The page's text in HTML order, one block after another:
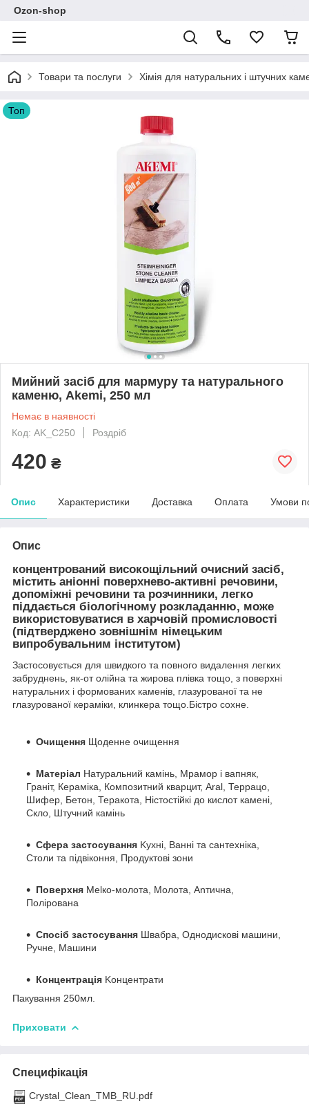
Ozon-shop
Товари та послуги Хімія для натуральних і штучних
Топ
Мийний засіб для мармуру та натурального
каменю, Akemi, 250 мл
Немає в наявності
Код: AK_C250
Роздріб
420 ₴
Опис Характеристики Доставка Оплата Умови
Опис
концентрований високощільний очисний засіб,
містить аніонні поверхнево-активні речовини,
допоміжні речовини та розчинники, легко
піддається біологічному розкладанню, може
використовуватися в харчовій промисловості
(підтверджено зовнішнім німецьким
випробувальним інститутом)
Застосовується для швидкого та повного видалення легких
забруднень, як-от олійна та жирова плівка тощо, з поверхні
натуральних і формованих каменів, глазурованої та не
глазурованої кераміки, клинкера тощо.Бістро сохне.
Очищення Щоденне очищення
Mатеріал Hатуральний камінь, Mрамор і вапняк,
Граніт, Кераміка, Композитний кварцит, Aral, Террацо,
Шифер, Бетон, Теракота, Hістостійкі до кислот камені,
Скло, Штучний камінь
Сфера застосування Kухні, Ванні та сантехніка,
Столи та підвіконня, Продуктові зони
Поверхня Melко-молота, Mолота, Anтична,
Полірована
Спосіб застосування Швабра, Oднодискові машини,
Pучне, Maшини
Концентрація Kонцентрати
Пакування 250мл.
Приховати
Специфікація
Crystal_Clean_TMB_RU.pdf